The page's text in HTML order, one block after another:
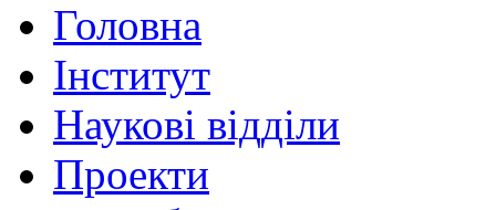
Головна
Інститут
Наукові відділи
Проекти